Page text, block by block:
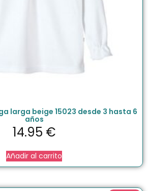
larga beige 15023 desde 3 hasta 6
años
14.95 €
Añadir al carrito